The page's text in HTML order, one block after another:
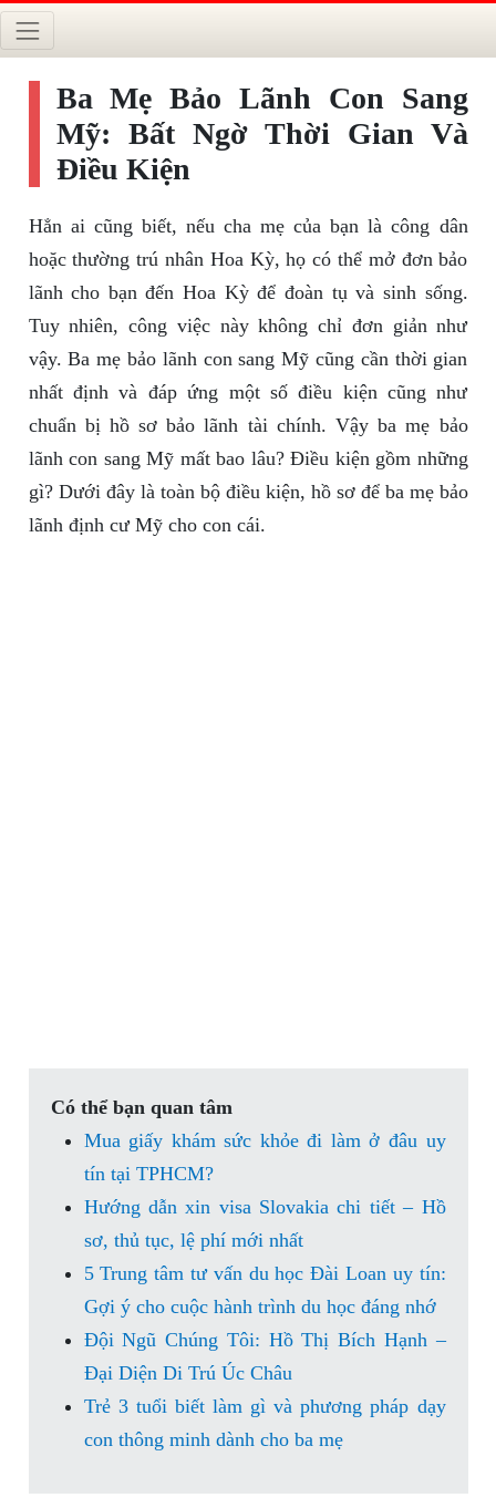
Ba Mẹ Bảo Lãnh Con Sang
Mỹ: Bất Ngờ Thời Gian Và
Điều Kiện
Hẳn ai cũng biết, nếu cha mẹ của bạn là công dân
hoặc thường trú nhân Hoa Kỳ, họ có thể mở đơn bảo
lãnh cho bạn đến Hoa Kỳ để đoàn tụ và sinh sống.
Tuy nhiên, công việc này không chỉ đơn giản như
vậy. Ba mẹ bảo lãnh con sang Mỹ cũng cần thời gian
nhất định và đáp ứng một số điều kiện cũng như
chuẩn bị hồ sơ bảo lãnh tài chính. Vậy ba mẹ bảo
lãnh con sang Mỹ mất bao lâu? Điều kiện gồm những
gì? Dưới đây là toàn bộ điều kiện, hồ sơ để ba mẹ bảo
lãnh định cư Mỹ cho con cái.
Có thể bạn quan tâm
Mua giấy khám sức khỏe đi làm ở đâu uy
tín tại TPHCM?
Hướng dẫn xin visa Slovakia chi tiết – Hồ
sơ, thủ tục, lệ phí mới nhất
5 Trung tâm tư vấn du học Đài Loan uy tín:
Gợi ý cho cuộc hành trình du học đáng nhớ
Đội Ngũ Chúng Tôi: Hồ Thị Bích Hạnh –
Đại Diện Di Trú Úc Châu
Trẻ 3 tuổi biết làm gì và phương pháp dạy
con thông minh dành cho ba mẹ